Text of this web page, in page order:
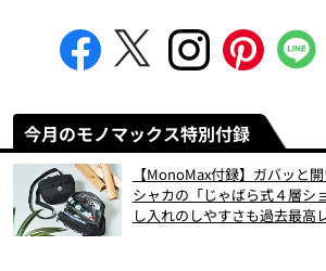
今月のモノマックス特別付録
【MonoMax付録】ガバッと
シャカの「じゃばら式４層シ
し入れのしやすさも過去最高